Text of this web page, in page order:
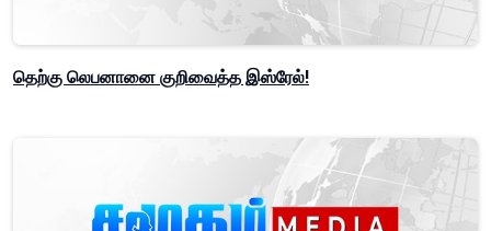
தெற்கு லெபனானை குறிவைத்த இஸ்ரேல்!